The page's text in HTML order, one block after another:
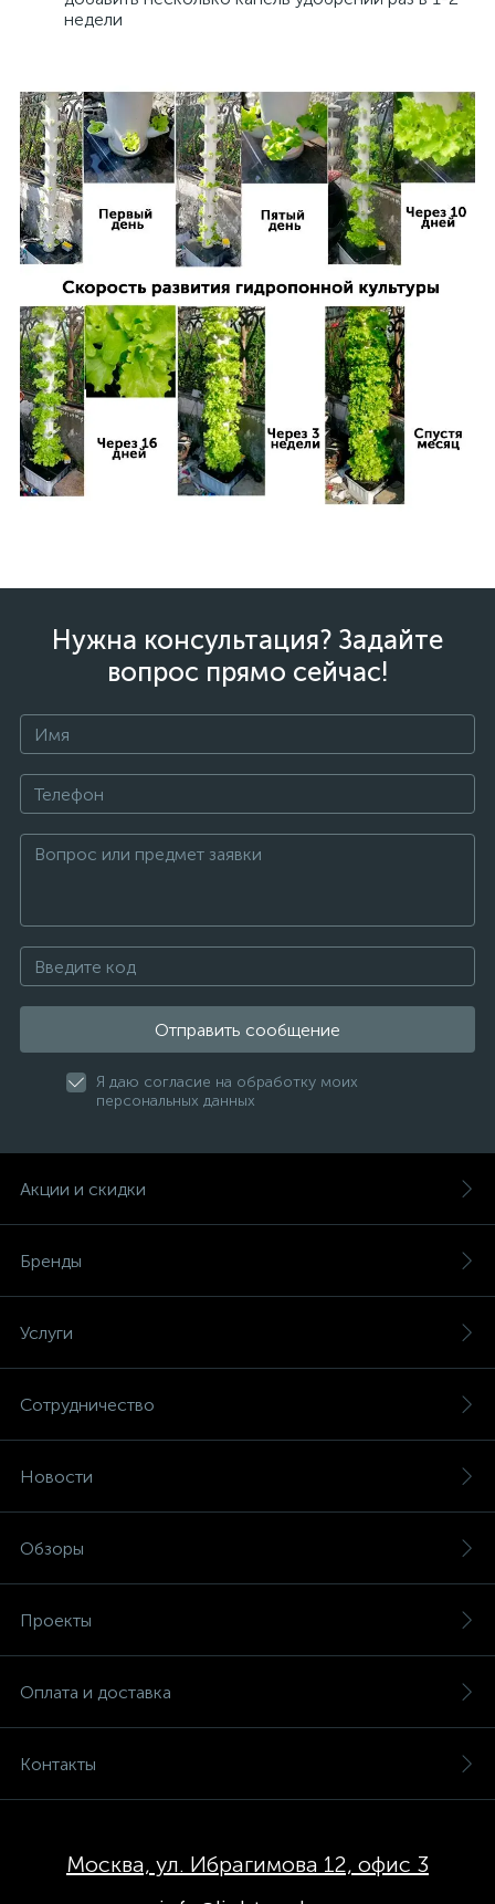
недели
Нужна консультация? Задайте
вопрос прямо сейчас!
Отправить сообщение
Я даю согласие на обработку моих
персональных данных
Акции и скидки
Бренды
Услуги
Сотрудничество
Новости
Обзоры
Проекты
Оплата и доставка
Контакты
Москва, ул. Ибрагимова 12, офис 3